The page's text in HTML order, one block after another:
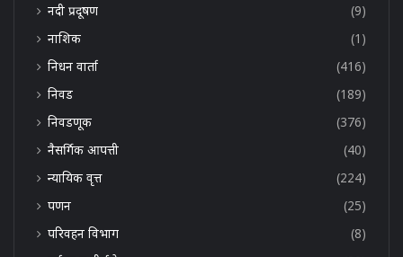
नदी प्रदूषण
(9)
नाशिक
(1)
निधन वार्ता
(416)
निवड
(189)
निवडणूक
(376)
नैसर्गिक आपत्ती
(40)
न्यायिक वृत्त
(224)
पणन
(25)
परिवहन विभाग
(8)